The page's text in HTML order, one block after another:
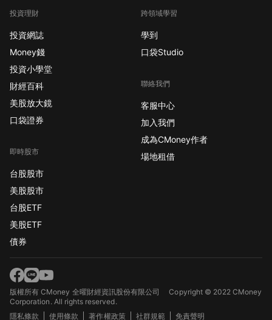
投資理財
投資網誌
Money錢
投資小學堂
財經百科
美股放大鏡
口袋證券
即時股市
台股股市
美股股市
台股ETF
美股ETF
債券
跨領域學習
學到
口袋Studio
聯絡我們
客服中心
加入我們
成為CMoney作者
場地租借
版權所有 CMoney 全曜財經資訊股份有限公司Copyright © 2022 CMoney
Corporation. All rights reserved.
隱私條款
使用條款 著作權政策 社群規範 免責聲明